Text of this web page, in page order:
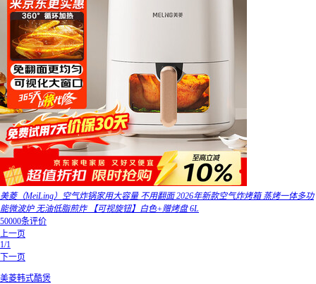
美菱（MeiLing）空气炸锅家用大容量 不用翻面 2026年新款空气炸烤箱 蒸烤一体多功
能微波炉 无油低脂煎炸 【可视旋钮】白色+赠烤盘 6L
50000条评价
上一页
1/1
下一页
美菱韩式酷煲